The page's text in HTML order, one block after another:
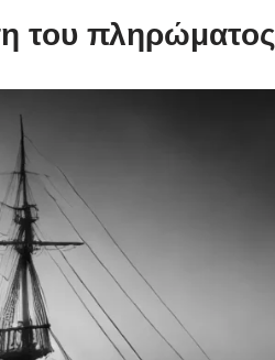
του πληρώματος